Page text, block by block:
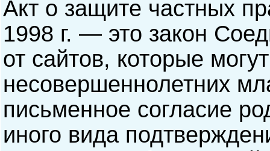
Акт о защите частных
1998 г. — это закон
от сайтов, которые
несовершеннолетних
письменное согласие
иного вида